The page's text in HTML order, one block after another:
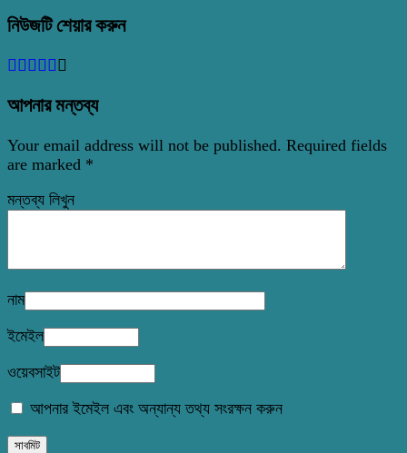
নিউজটি শেয়ার করুন
আপনার মন্তব্য
Your email address will not be published. Required fields
are marked *
মন্তব্য লিখুন
নাম
ইমেইল
ওয়েবসাইট
আপনার ইমেইল এবং অন্যান্য তথ্য সংরক্ষন করুন